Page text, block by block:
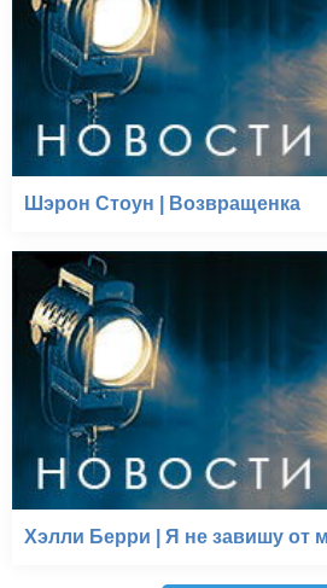
Шэрон Стоун | Возвращенка
Хэлли Берри | Я не завишу от